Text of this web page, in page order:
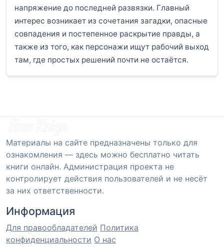
напряжение до последней развязки. Главный
интерес возникает из сочетания загадки, опасные
совпадения и постепенное раскрытие правды, а
также из того, как персонажи ищут рабочий выход
там, где простых решений почти не остаётся.
Материалы на сайте предназначены только для
ознакомления — здесь можно бесплатно читать
книги онлайн. Администрация проекта не
контролирует действия пользователей и не несёт
за них ответственности.
Информация
Для правообладателей Политика
конфиденциальности О нас